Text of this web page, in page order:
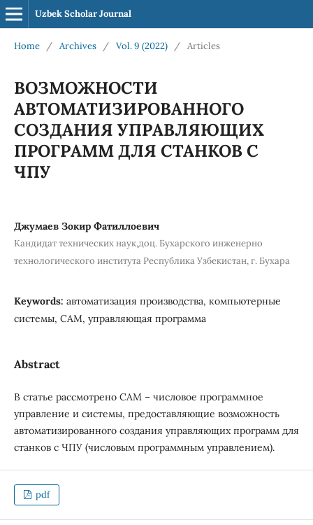
Uzbek Scholar Journal
Home / Archives / Vol. 9 (2022) / Articles
ВОЗМОЖНОСТИ
АВТОМАТИЗИРОВАННОГО
СОЗДАНИЯ УПРАВЛЯЮЩИХ
ПРОГРАММ ДЛЯ СТАНКОВ С
ЧПУ
Джумаев Зокир Фатиллоевич
Кандидат технических наук,доц. Бухарского инженерно
технологического института Республика Узбекистан, г. Бухара
Keywords: автоматизация производства, компьютерные
системы, САМ, управляющая программа
Abstract
В статье рассмотрено САМ – числовое программное
управление и системы, предоставляющие возможность
автоматизированного создания управляющих программ для
станков с ЧПУ (числовым программным управлением).
pdf